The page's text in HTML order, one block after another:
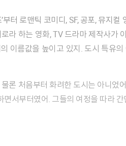
라 하는 영화, TV 드라마 제작사가
이름값을 높이고 있지. 도시 특유
서부터였어. 그들의 여정을 따라